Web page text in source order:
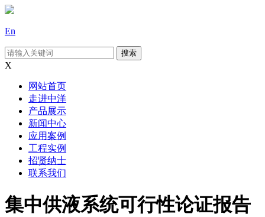
En
X
网站首页
走进中洋
产品展示
新闻中心
应用案例
工程实例
招贤纳士
联系我们
集中供液系统可行性论证报告